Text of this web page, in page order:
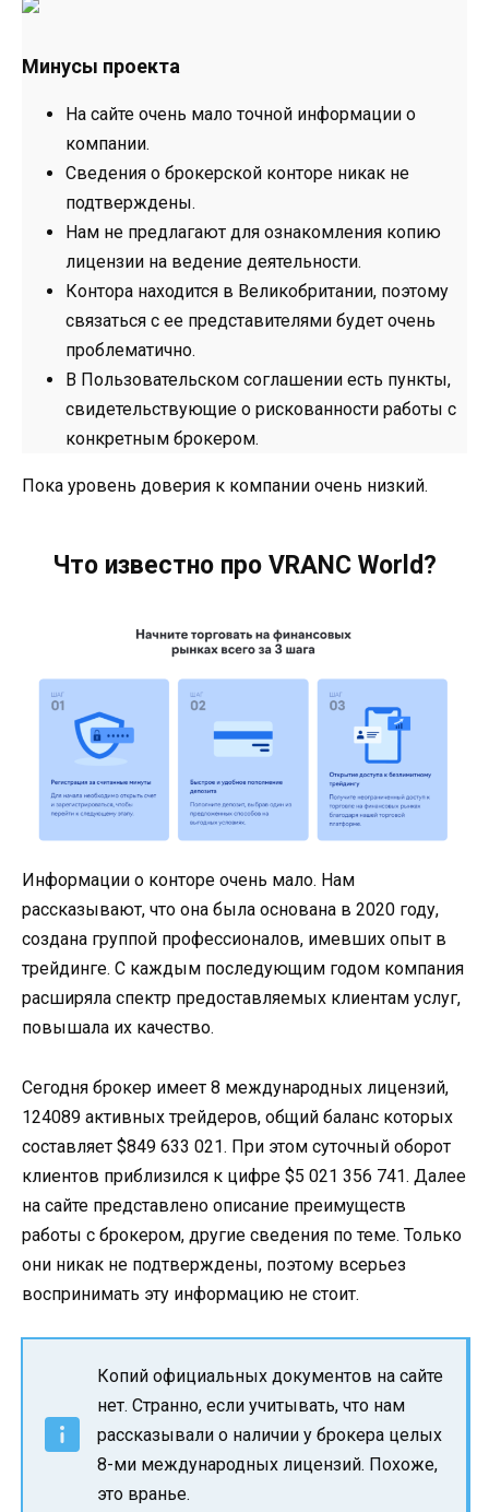
Минусы проекта
На сайте очень мало точной информации о
компании.
Сведения о брокерской конторе никак не
подтверждены.
Нам не предлагают для ознакомления копию
лицензии на ведение деятельности.
Контора находится в Великобритании, поэтому
связаться с ее представителями будет очень
проблематично.
В Пользовательском соглашении есть пункты,
свидетельствующие о рискованности работы с
конкретным брокером.
Пока уровень доверия к компании очень низкий.
Что известно про VRANC World?
Информации о конторе очень мало. Нам
рассказывают, что она была основана в 2020 году,
создана группой профессионалов, имевших опыт в
трейдинге. С каждым последующим годом компания
расширяла спектр предоставляемых клиентам услуг,
повышала их качество.
Сегодня брокер имеет 8 международных лицензий,
124089 активных трейдеров, общий баланс которых
составляет $849 633 021. При этом суточный оборот
клиентов приблизился к цифре $5 021 356 741. Далее
на сайте представлено описание преимуществ
работы с брокером, другие сведения по теме. Только
они никак не подтверждены, поэтому всерьез
воспринимать эту информацию не стоит.
Копий официальных документов на сайте
нет. Странно, если учитывать, что нам
рассказывали о наличии у брокера целых
8-ми международных лицензий. Похоже,
это вранье.